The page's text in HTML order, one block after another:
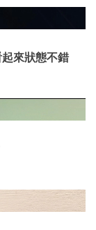
起來狀態不錯